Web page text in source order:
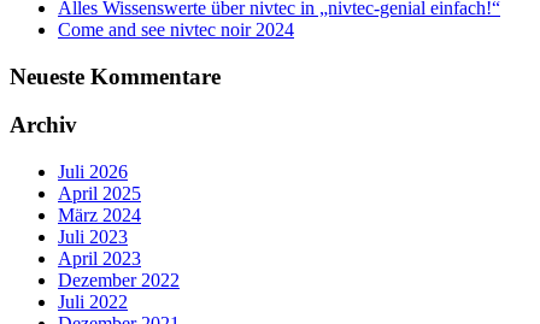
Alles Wissenswerte über nivtec in „nivtec-genial einfach!“
Come and see nivtec noir 2024
Neueste Kommentare
Archiv
Juli 2026
April 2025
März 2024
Juli 2023
April 2023
Dezember 2022
Juli 2022